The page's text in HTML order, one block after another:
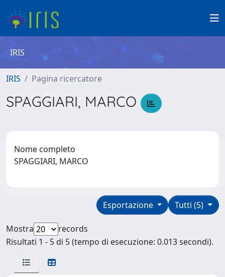
IRIS
IRIS Pagina ricercatore
SPAGGIARI, MARCO
Nome completo
SPAGGIARI, MARCO
Tutti (5)
Esportazione
Mostra
records
Risultati 1 - 5 di 5 (tempo di esecuzione: 0.013 secondi).